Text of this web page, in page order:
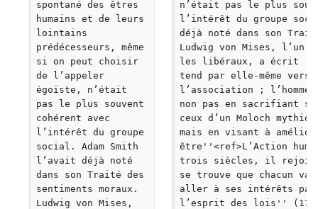
spontané des êtres
humains et de leurs
lointains
prédécesseurs, même
si on peut choisir
de l’appeler
égoïste, n’était
pas le plus souvent
cohérent avec
l’intérêt du groupe
social. Adam Smith
l’avait déjà noté
dans son Traité des
sentiments moraux.
Ludwig von Mises,
n’était pas le plus
l’intérêt du groupe
déjà noté dans son
Ludwig von Mises, l’un
les libéraux, a écrit :
tend par elle-même
l’association ;
non pas en sacrifiant
ceux d’un Moloch
mais en visant à
être''<ref>L’Action
trois siècles, il
se trouve que chacun va
aller à ses intérêts
l’esprit des lois''